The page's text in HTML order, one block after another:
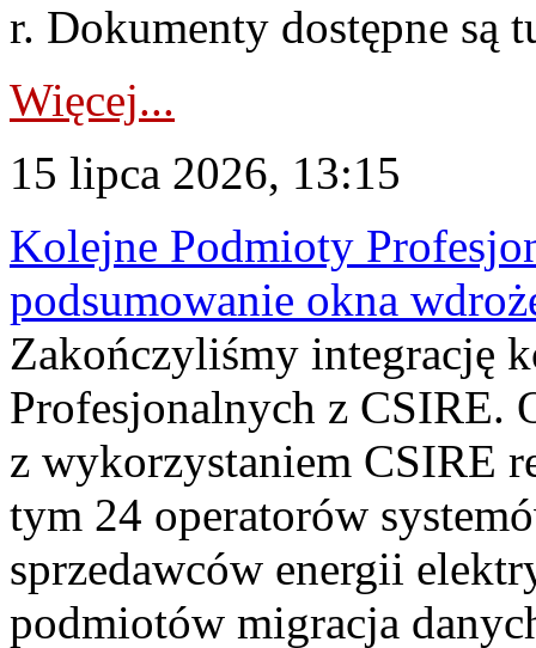
r. Dokumenty dostępne są
Więcej...
15 lipca 2026, 13:15
Kolejne Podmioty
podsumowanie okna
Zakończyliśmy integrację
Profesjonalnych z CSIRE.
z wykorzystaniem CSIRE
tym 24 operatorów
sprzedawców energii
podmiotów migracja